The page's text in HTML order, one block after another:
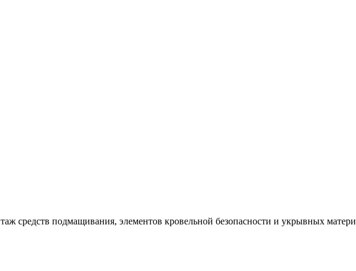
средств подмащивания, элементов кровельной безопасности и укрывных